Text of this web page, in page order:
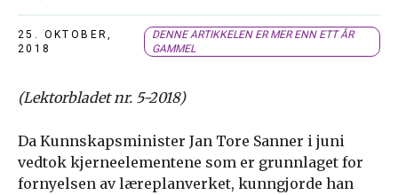
25. OKTOBER,
2018
DENNE ARTIKKELEN ER MER ENN ETT ÅR
GAMMEL
(Lektorbladet nr. 5-2018)
Da Kunnskapsminister Jan Tore Sanner i juni
vedtok kjerneelementene som er grunnlaget for
fornyelsen av læreplanverket, kunngjorde han